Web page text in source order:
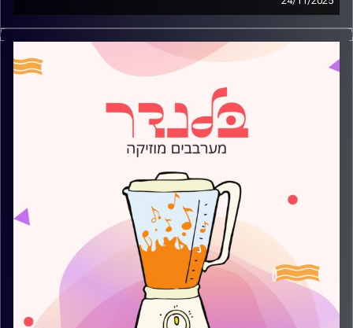
מוזיקה קצבית חדשה עם אלדר ביכלר
קרדיט תמונות:
AudioVersity